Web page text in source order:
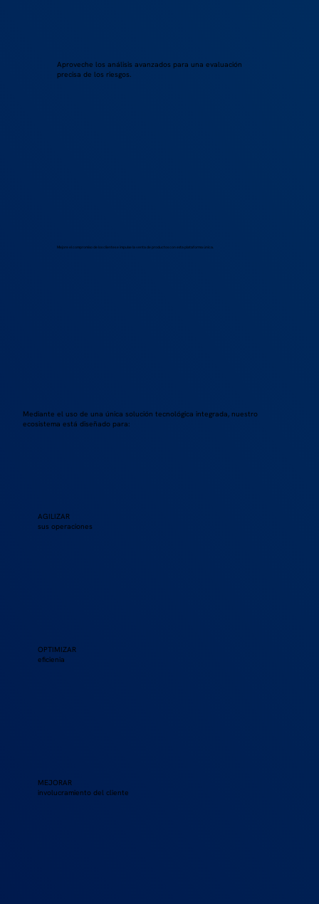
Aproveche los análisis avanzados para una evaluación
precisa de los riesgos.
Mejore el compromiso de los clientes e impulse la venta de productos con esta plataforma única.
Mediante el uso de una única solución tecnológica integrada, nuestro
ecosistema está diseñado para:
AGILIZAR
sus operaciones
OPTIMIZAR
eficienia
MEJORAR
involucramiento del cliente